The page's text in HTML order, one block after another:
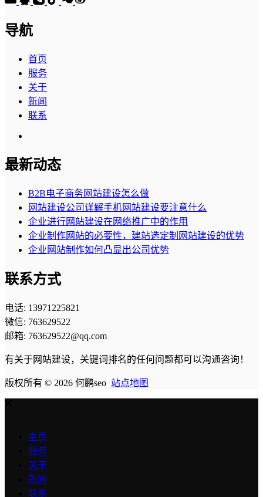
导航
首页
服务
关于
新闻
联系
最新动态
B2B电子商务网站建设怎么做
网站建设公司详解手机网站建设要注意什么
企业进行网站建设在网络推广中的作用
企业制作网站的必要性，建站选定制网站建设的优势
企业网站制作如何凸显出公司优势
联系方式
电话: 13971225821
微信: 763629522
邮箱: 763629522@qq.com
有关于网站建设，关键词排名的任何问题都可以沟通咨询！
版权所有 © 2026 何鹏seo 站点地图
主页
服务
关于
新闻
联系